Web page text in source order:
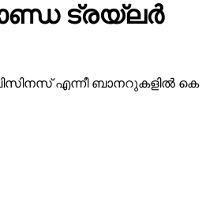
ട്രയ്ലർ
എന്നീ ബാനറുകളിൽ കെ